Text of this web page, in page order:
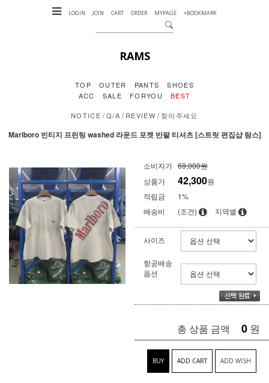
LOGIN JOIN CART ORDER MYPAGE +BOOKMARK
RAMS
TOP OUTER PANTS
SHOES
ACC
SALE FORYOU BEST
NOTICE /Q/A /REVIEW /찾아주세요
Marlboro 빈티지 프린팅 washed 라운드 포켓 반팔 티셔츠 [스트릿 편집샵 람스]
소비자가 69,000원
상품가
42,300원
적립금
1%
배송비
(조건) 지역별
사이즈
항공배송
옵션
총 상품 금액 0 원
BUY ADD CART ADD WISH